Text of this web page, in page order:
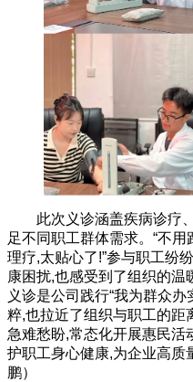
此次义诊涵盖疾病诊疗
足不同职工群体需求。“不
理疗,太贴心了!”参与职工纷
康困扰,也感受到了组织的温
义诊是公司践行“我为群众
粹,也拉近了组织与职工的距
急难愁盼,常态化开展惠民活
护职工身心健康,为企业高质
鹏）